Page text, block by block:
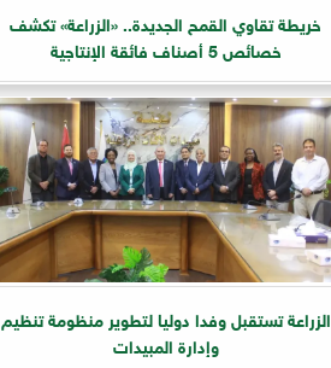
خريطة تقاوي القمح الجديدة.. «الزراعة» تكشف
خصائص 5 أصناف فائقة الإنتاجية
الزراعة تستقبل وفدا دوليا لتطوير منظومة تنظيم
وإدارة المبيدات